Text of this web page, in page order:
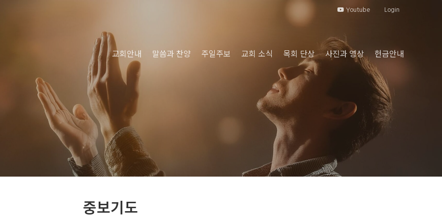
Youtube Login
교회안내 말씀과 찬양 주일주보 교회 소식 목회 단상 사진과 영상 헌금안내
중보기도